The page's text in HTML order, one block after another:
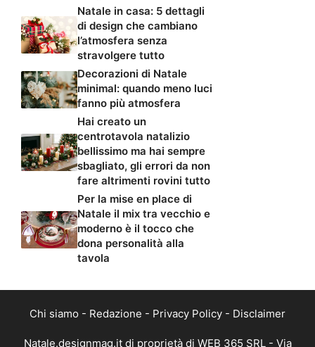
Natale in casa: 5 dettagli
di design che cambiano
l’atmosfera senza
stravolgere tutto
Decorazioni di Natale
minimal: quando meno luci
fanno più atmosfera
Hai creato un
centrotavola natalizio
bellissimo ma hai sempre
sbagliato, gli errori da non
fare altrimenti rovini tutto
Per la mise en place di
Natale il mix tra vecchio e
moderno è il tocco che
dona personalità alla
tavola
Chi siamo - Redazione - Privacy Policy - Disclaimer
Natale.designmag.it di proprietà di WEB 365 SRL - Via